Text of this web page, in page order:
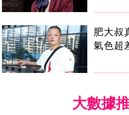
肥大叔
氣色超
大數據